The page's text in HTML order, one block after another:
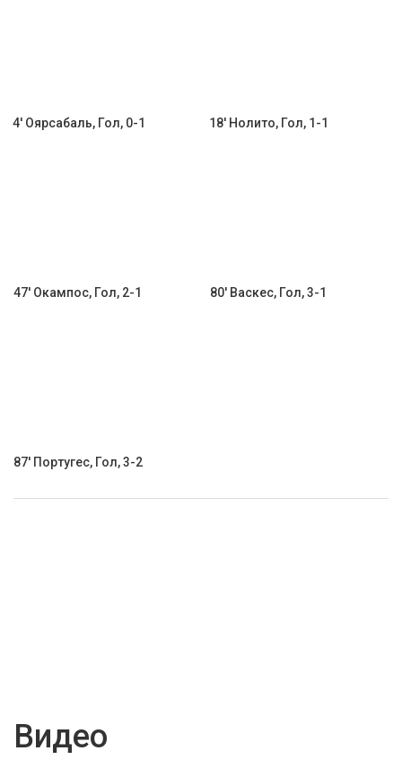
4' Оярсабаль, Гол, 0-1 18' Нолито, Гол, 1-1
47' Окампос, Гол, 2-1 80' Васкес, Гол, 3-1
87' Португес, Гол, 3-2
Видео